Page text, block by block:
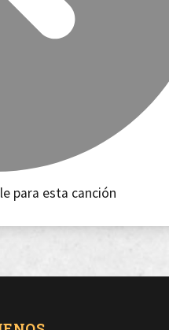
para esta canción